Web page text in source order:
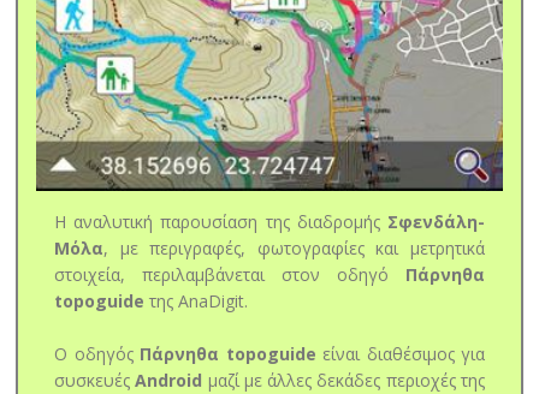
Η αναλυτική παρουσίαση της διαδρομής Σφενδάλη-
Μόλα, με περιγραφές, φωτογραφίες και μετρητικά
στοιχεία, περιλαμβάνεται στον οδηγό Πάρνηθα
topoguide της AnaDigit.
Ο οδηγός Πάρνηθα topoguide είναι διαθέσιμος για
συσκευέςAndroid μαζί με άλλες δεκάδες περιοχές της